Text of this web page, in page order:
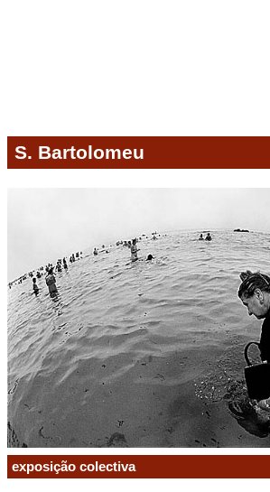
S. Bartolomeu
exposição colectiva